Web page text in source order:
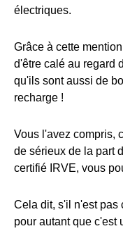
électriques.
Grâce à cette
d'être calé au regard
qu'ils sont aussi de
recharge !
Vous l'avez compris,
de sérieux de la part
certifié IRVE, vous
Cela dit, s'il n'est pas
pour autant que c'est